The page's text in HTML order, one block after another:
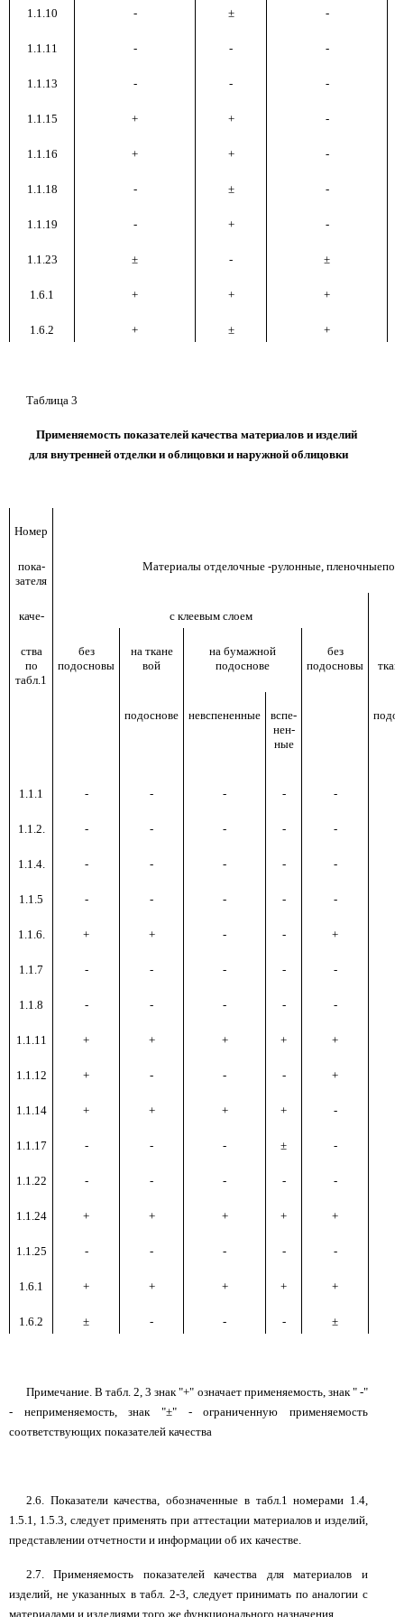
1.1.10 - ± -
1.1.11 - - -
1.1.13 - - -
1.1.15 + + -
1.1.16 + + -
1.1.18 - ± -
1.1.19 - + -
1.1.23 ± - ±
1.6.1 + + +
1.6.2 + ± +
Таблица 3
Применяемость показателей качества материалов и изделий
для внутренней отделки и облицовки и наружной облицовки
Номер
пока-
зателя
Материалы отделочные -рулонные,
каче- с клеевым слоем
ства
по
табл.1
без
подосновы
на ткане
вой
на бумажной
подоснове
без
подосновы
подоснове невспененные
вспе-
нен-
ные
1.1.1 - - - - -
1.1.2. - - - - -
1.1.4. - - - - -
1.1.5 - - - - -
1.1.6. + + - - +
1.1.7 - - - - -
1.1.8 - - - - -
1.1.11 + + + + +
1.1.12 + - - - +
1.1.14 + + + + -
1.1.17 - - - ± -
1.1.22 - - - - -
1.1.24 + + + + +
1.1.25 - - - - -
1.6.1 + + + + +
1.6.2 ± - - - ±
Примечание. В табл. 2, 3 знак "+" означает применяемость, знак " -"
- неприменяемость, знак "±" - ограниченную применяемость
соответствующих показателей качества
2.6. Показатели качества, обозначенные в табл.1 номерами 1.4,
1.5.1, 1.5.3, следует применять при аттестации материалов и изделий,
представлении отчетности и информации об их качестве.
2.7. Применяемость показателей качества для материалов и
изделий, не указанных в табл. 2-3, следует принимать по аналогии с
материалами и изделиями того же функционального назначения.